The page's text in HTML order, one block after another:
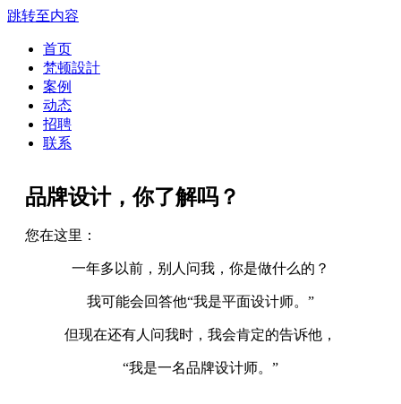
跳转至内容
首页
梵顿設計
案例
动态
招聘
联系
品牌设计，你了解吗？
您在这里：
一年多以前，别人问我，你是做什么的？
我可能会回答他“我是平面设计师。”
但现在还有人问我时，我会肯定的告诉他，
“我是一名品牌设计师。”